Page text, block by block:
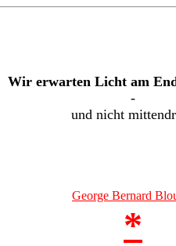
Wir erwarten Licht am
-
und nicht
George Bernard
*